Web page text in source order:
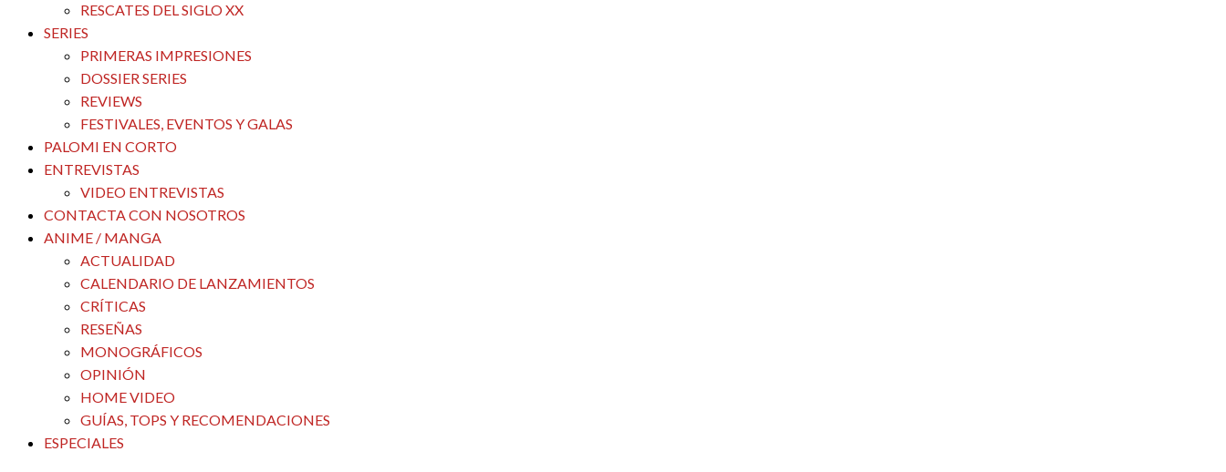
RESCATES DEL SIGLO XX
SERIES
PRIMERAS IMPRESIONES
DOSSIER SERIES
REVIEWS
FESTIVALES, EVENTOS Y GALAS
PALOMI EN CORTO
ENTREVISTAS
VIDEO ENTREVISTAS
CONTACTA CON NOSOTROS
ANIME / MANGA
ACTUALIDAD
CALENDARIO DE LANZAMIENTOS
CRÍTICAS
RESEÑAS
MONOGRÁFICOS
OPINIÓN
HOME VIDEO
GUÍAS, TOPS Y RECOMENDACIONES
ESPECIALES